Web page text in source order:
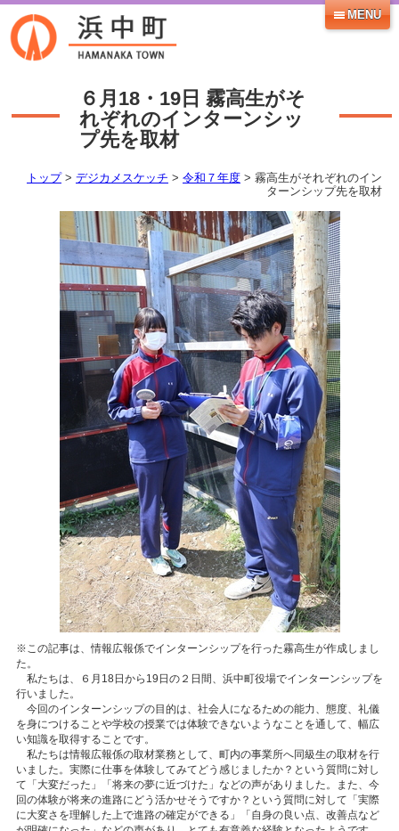
MENU
６月18・19日 霧高生がそ
れぞれのインターンシッ
プ先を取材
トップ> デジカメスケッチ > 令和７年度 > 霧高生がそれぞれのイン
ターンシップ先を取材
※この記事は、情報広報係でインターンシップを行った霧高生が作成しまし
た。
私たちは、６月18日から19日の２日間、浜中町役場でインターンシップを
行いました。
今回のインターンシップの目的は、社会人になるための能力、態度、礼儀
を身につけることや学校の授業では体験できないようなことを通して、幅広
い知識を取得することです。
私たちは情報広報係の取材業務として、町内の事業所へ同級生の取材を行
いました。実際に仕事を体験してみてどう感じましたか？という質問に対し
て「大変だった」「将来の夢に近づけた」などの声がありました。また、今
回の体験が将来の進路にどう活かせそうですか？という質問に対して「実際
に大変さを理解した上で進路の確定ができる」「自身の良い点、改善点など